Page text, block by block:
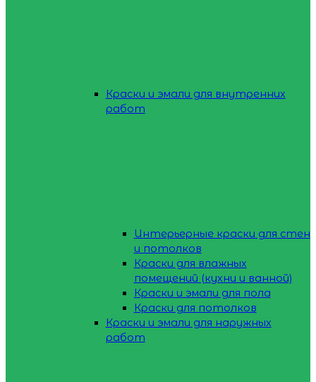
Краски и эмали для внутренних
работ
Интерьерные краски для стен
и потолков
Краски для влажных
помещений (кухни и ванной)
Краски и эмали для пола
Краски для потолков
Краски и эмали для наружных
работ